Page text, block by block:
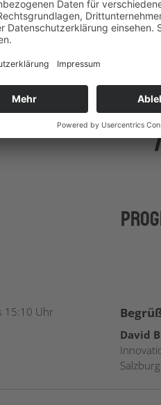
Anmeldung
15:10 Uhr
David